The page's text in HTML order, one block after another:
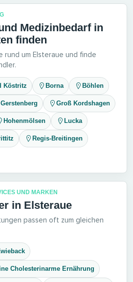
Medizinbedarf in
finden
rund um Elsteraue und finde
Köstritz Borna Böhlen
Gerstenberg Groß Kordshagen
Hohenmölsen Lucka
Regis-Breitingen
UND MARKEN
in Elsteraue
passen oft zum gleichen
Cholesterinarme Ernährung